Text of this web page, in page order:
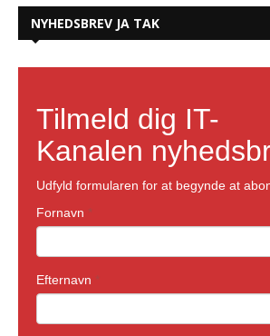
NYHEDSBREV JA TAK